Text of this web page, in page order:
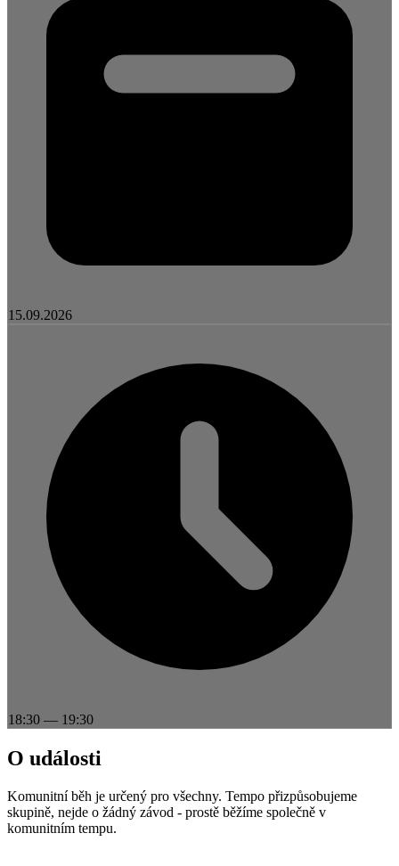
15.09.2026
18:30 — 19:30
O události
Komunitní běh je určený pro všechny. Tempo přizpůsobujeme
skupině, nejde o žádný závod - prostě běžíme společně v
komunitním tempu.